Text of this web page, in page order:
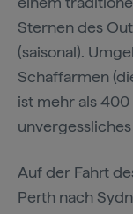
Sternen des
(saisonal).
Schaffarmen
ist mehr als
Auf der Fahrt
Perth nach